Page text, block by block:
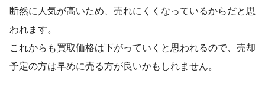
断然に人気が高いため、売れにくくなっているからだと思
われます。
これからも買取価格は下がっていくと思われるので、売却
予定の方は早めに売る方が良いかもしれません。